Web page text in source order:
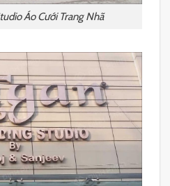
Áo Cưới Trang Nhã